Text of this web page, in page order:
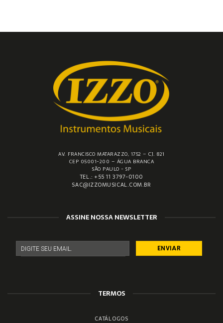
AV. FRANCISCO MATARAZZO, 1752 – CJ. 821
CEP 05001-200 – ÁGUA BRANCA
SÃO PAULO - SP
TEL.: +55 11 3797-0100
SAC@IZZOMUSICAL.COM.BR
ASSINE NOSSA NEWSLETTER
TERMOS
CATÁLOGOS